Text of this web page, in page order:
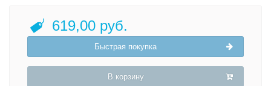
619,00 руб.
Быстрая покупка
В корзину